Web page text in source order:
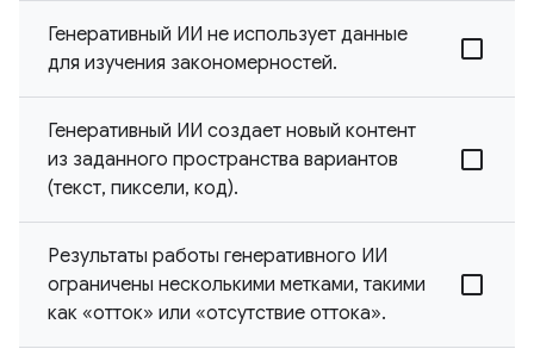
Генеративный ИИ не использует данные
для изучения закономерностей.
Генеративный ИИ создает новый контент
из заданного пространства вариантов
(текст, пиксели, код).
Результаты работы генеративного ИИ
ограничены несколькими метками, такими
как «отток» или «отсутствие оттока».